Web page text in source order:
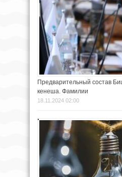
Предварительный состав
кенеша. Фамилии
18.11.2024 02:00